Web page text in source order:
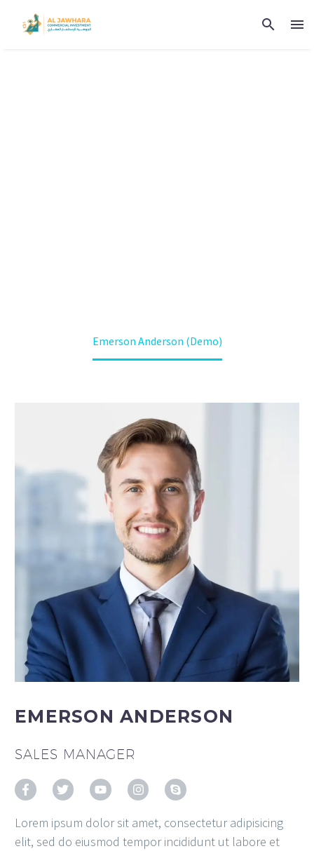
Emerson Anderson (Demo)
EMERSON ANDERSON
SALES MANAGER
Lorem ipsum dolor sit amet, consectetur adipisicing
elit, sed do eiusmod tempor incididunt ut labore et